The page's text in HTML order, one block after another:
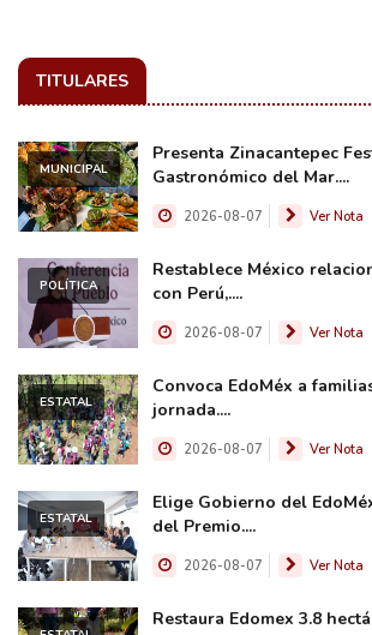
TITULARES
MUNICIPAL
Presenta Zinacantepec
Gastronómico del Mar....
2026-08-07 Ver Nota
POLÍTICA
Restablece México
con Perú,....
2026-08-07 Ver Nota
ESTATAL
Convoca EdoMéx a
jornada....
2026-08-07 Ver Nota
ESTATAL
Elige Gobierno del
del Premio....
2026-08-07 Ver Nota
Restaura Edomex 3.8